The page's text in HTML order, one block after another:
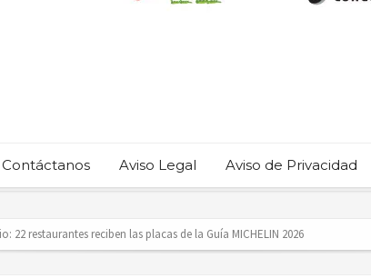
Contáctanos Aviso Legal Aviso de Privacidad
del trabajo infantil en Cabo San Lucas